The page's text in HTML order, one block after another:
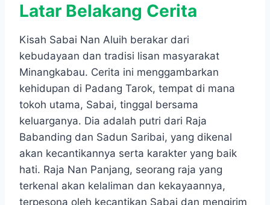
Latar Belakang Cerita
Kisah Sabai Nan Aluih berakar dari
kebudayaan dan tradisi lisan masyarakat
Minangkabau. Cerita ini menggambarkan
kehidupan di Padang Tarok, tempat di mana
tokoh utama, Sabai, tinggal bersama
keluarganya. Dia adalah putri dari Raja
Babanding dan Sadun Saribai, yang dikenal
akan kecantikannya serta karakter yang baik
hati. Raja Nan Panjang, seorang raja yang
terkenal akan kelaliman dan kekayaannya,
terpesona oleh kecantikan Sabai dan mengirim